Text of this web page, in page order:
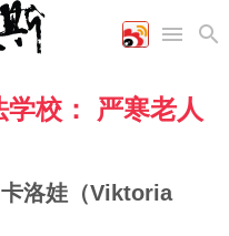
校： 严寒老人
洛娃（Viktoria